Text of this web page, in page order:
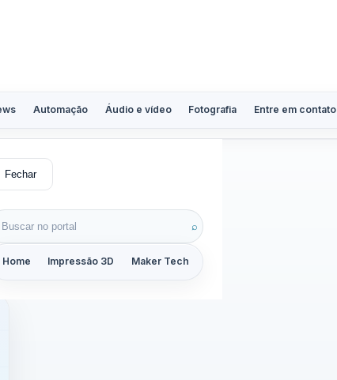
Automação Áudio e vídeo Fotografia Entre em contato
Fechar
por: ⌕
Home Impressão 3D Maker Tech